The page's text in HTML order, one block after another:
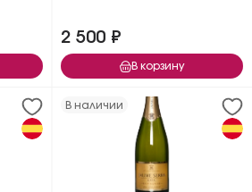
2 500 ₽
В корзину
В наличии